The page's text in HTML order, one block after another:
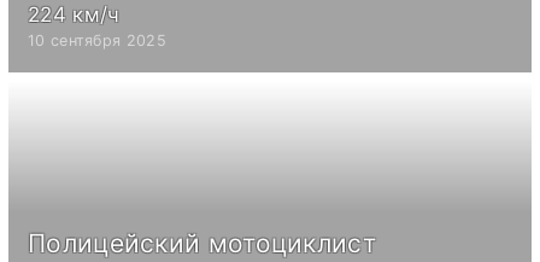
224 км/ч
10 сентября 2025
Полицейский мотоциклист